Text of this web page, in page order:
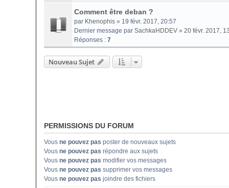
Comment être deban ?
par Khenophis » 19 févr. 2017, 20:57
Dernier message par SachkaHDDEV » 20 févr. 2017,
Réponses : 7
Nouveau Sujet
PERMISSIONS DU FORUM
Vous ne pouvez pas poster de nouveaux sujets
Vous ne pouvez pas répondre aux sujets
Vous ne pouvez pas modifier vos messages
Vous ne pouvez pas supprimer vos messages
Vous ne pouvez pas joindre des fichiers